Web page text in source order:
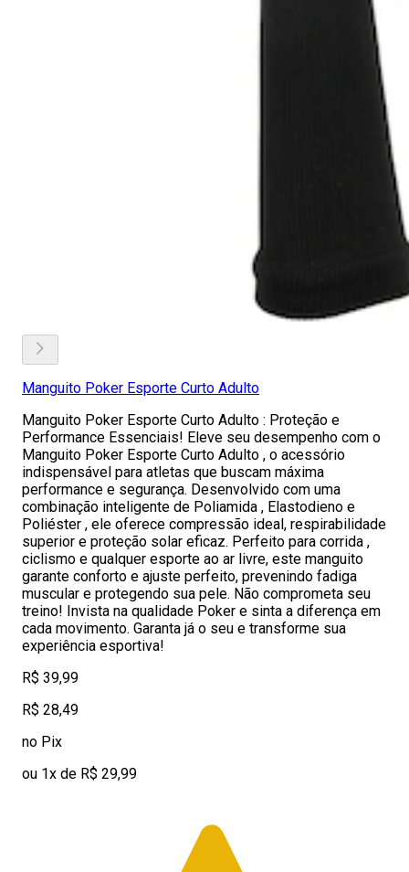
Manguito Poker Esporte Curto Adulto
Manguito Poker Esporte Curto Adulto : Proteção e
Performance Essenciais! Eleve seu desempenho com o
Manguito Poker Esporte Curto Adulto , o acessório
indispensável para atletas que buscam máxima
performance e segurança. Desenvolvido com uma
combinação inteligente de Poliamida , Elastodieno e
Poliéster , ele oferece compressão ideal, respirabilidade
superior e proteção solar eficaz. Perfeito para corrida ,
ciclismo e qualquer esporte ao ar livre, este manguito
garante conforto e ajuste perfeito, prevenindo fadiga
muscular e protegendo sua pele. Não comprometa seu
treino! Invista na qualidade Poker e sinta a diferença em
cada movimento. Garanta já o seu e transforme sua
experiência esportiva!
R$ 39,99
R$ 28,49
no Pix
ou 1x de R$ 29,99